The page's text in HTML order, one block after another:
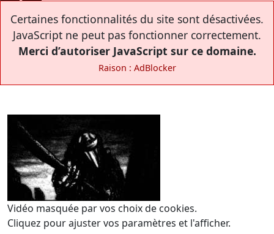
Certaines fonctionnalités du site sont désactivées.
JavaScript ne peut pas fonctionner correctement.
Merci d’autoriser JavaScript sur ce domaine.
Raison : AdBlocker
Vidéo masquée par vos choix de cookies.
Cliquez pour ajuster vos paramètres et l'afficher.